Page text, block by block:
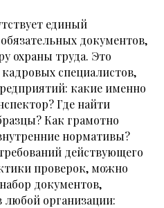
единый
документов,
охраны труда. Это
кадровых специалистов,
какие именно
Где найти
Как грамотно
нормативы?
действующего
проверок, можно
документов,
организации: